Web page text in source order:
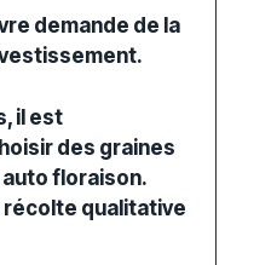
demande de la
, il est
des graines
auto floraison.
récolte qualitative